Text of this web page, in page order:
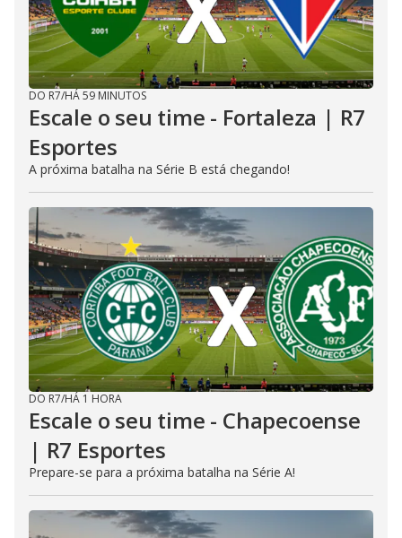
DO R7/HÁ 59 MINUTOS
Escale o seu time - Fortaleza | R7
Esportes
A próxima batalha na Série B está chegando!
DO R7/HÁ 1 HORA
Escale o seu time - Chapecoense
| R7 Esportes
Prepare-se para a próxima batalha na Série A!